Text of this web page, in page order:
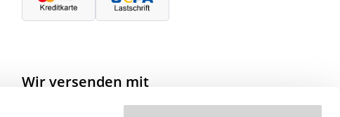
Wir versenden mit